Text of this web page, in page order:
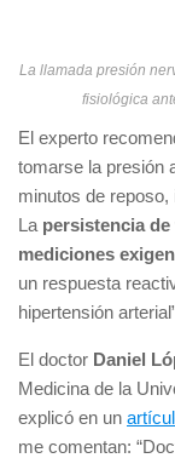
La llamada presión
fisiológica
El experto
tomarse la presión
minutos de
La persistencia
mediciones
un respuesta
hipertensión
El doctor Daniel
Medicina de la
explicó en un
me comentan: